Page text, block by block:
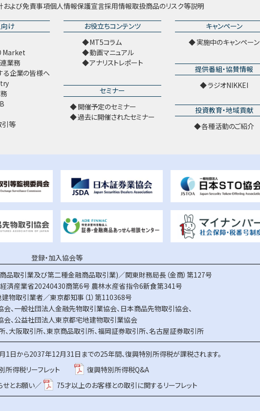
および免責事項個人情報保護宣言採用情報取扱商品のリスク等説明
け
Market
業務
る企業の皆様へ
引等
お役立ちコンテンツ
MT5コラム
動画マニュアル
アナリストレポート
セミナー
開催予定のセミナー
過去に開催されたセミナー
キャンペーン
実施中のキャンペーン
提供番組・協賛情報
ラジオNIKKEI
投資教育・地域貢献
各種活動のご紹介
登録・加入協会等
品取引業及び第二種金融商品取引業)／関東財務局長（金商）第127号
済産業省20240430商第6号 農林水産省指令6新食第341号
物取引業者／東京都知事（1）第110368号
会、 一般社団法人金融先物取引業協会、 日本商品先物取引協会、
会、 公益社団法人東京都宅地建物取引業協会
、大阪取引所、東京商品取引所、福岡証券取引所、名古屋証券取引所
1日から2037年12月31日までの25年間、復興特別所得税が課税されます。
所得税リーフレット
復興特別所得税Q&A
とお願い／
75才以上のお客様との取引に関するリーフレット